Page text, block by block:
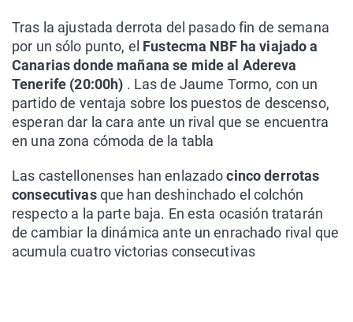
Tras la ajustada derrota del pasado fin de semana
por un sólo punto, el Fustecma NBF ha viajado a
Canarias donde mañana se mide al Adereva
Tenerife (20:00h) . Las de Jaume Tormo, con un
partido de ventaja sobre los puestos de descenso,
esperan dar la cara ante un rival que se encuentra
en una zona cómoda de la tabla
Las castellonenses han enlazadocinco derrotas
consecutivasque han deshinchado el colchón
respecto a la parte baja. En esta ocasión tratarán
de cambiar la dinámica ante un enrachado rival que
acumula cuatro victorias consecutivas